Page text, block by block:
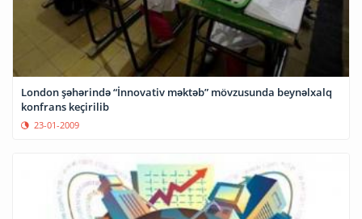
London şəhərində “İnnovativ məktəb” mövzusunda beynəlxalq
konfrans keçirilib
23-01-2009